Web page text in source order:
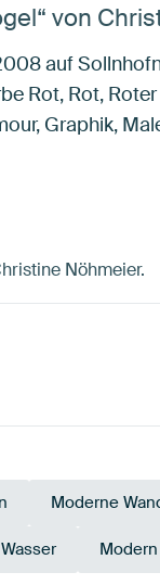
von
auf
Rot, Rot,
Graphik,
Nöhmeier.
Moderne
Wasser